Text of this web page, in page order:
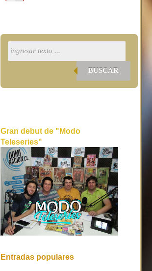
BUSCAR
Gran debut de "Modo
Teleseries"
Entradas populares